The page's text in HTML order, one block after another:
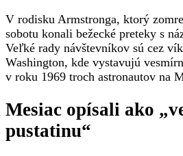
V rodisku Armstronga, ktorý
sobotu konali bežecké preteky s
Veľké rady návštevníkov sú cez
Washington, kde vystavujú
v roku 1969 troch astronautov na
Mesiac opísali ako
pustatinu“